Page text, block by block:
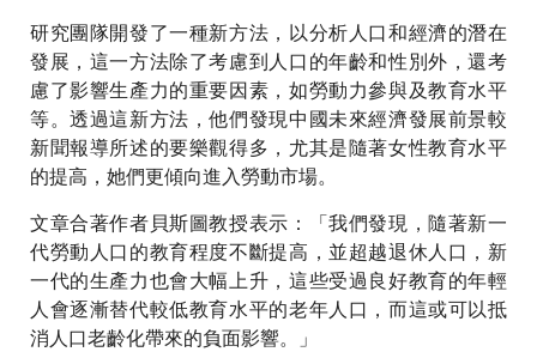
研究團隊開發了一種新方法，以分析人口和經濟的潛在
發展，這一方法除了考慮到人口的年齡和性別外，還考
慮了影響生產力的重要因素，如勞動力參與及教育水平
等。透過這新方法，他們發現中國未來經濟發展前景較
新聞報導所述的要樂觀得多，尤其是隨著女性教育水平
的提高，她們更傾向進入勞動市場。
文章合著作者貝斯圖教授表示：「我們發現，隨著新一
代勞動人口的教育程度不斷提高，並超越退休人口，新
一代的生產力也會大幅上升，這些受過良好教育的年輕
人會逐漸替代較低教育水平的老年人口，而這或可以抵
消人口老齡化帶來的負面影響。」